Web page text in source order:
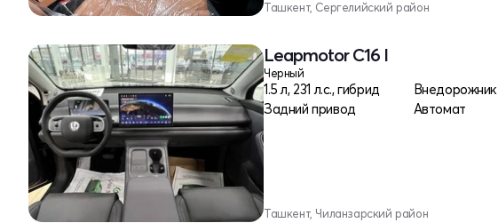
Ташкент, Сергелийский район
Leapmotor C16 I
Черный
1.5 л, 231 л.с., гибрид
Внедорожник
Задний привод
Автомат
Ташкент, Чиланзарский район